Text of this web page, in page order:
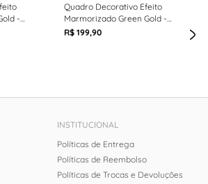
-
Quadro Decorativo Efeito
Marmorizado Green Gold -
60cm x 90cm
R$ 199,90
INSTITUCIONAL
Políticas de Entrega
Políticas de Reembolso
Políticas de Trocas e Devoluções